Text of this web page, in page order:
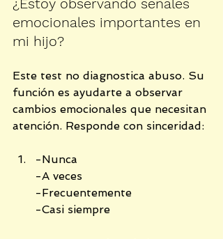
emocionales importantes en
mi hijo?
Este test no diagnostica abuso. Su
función es ayudarte a observar
cambios emocionales que necesitan
atención. Responde con sinceridad:
-Nunca
-A veces
-Frecuentemente
-Casi siempre